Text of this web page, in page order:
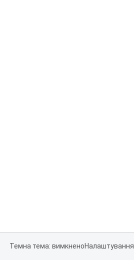
Темна тема: вимкненоНалаштування